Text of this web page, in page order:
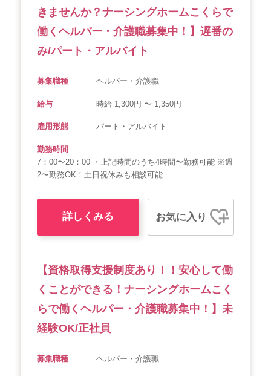
きませんか？ナーシングホームこくらで
働くヘルパー・介護職募集中！】遅番の
み/パート・アルバイト
募集職種 ヘルパー・介護職
給与 時給 1,300円 〜 1,350円
雇用形態 パート・アルバイト
勤務時間
7：00〜20：00 ・上記時間のうち4時間〜勤務可能 ※週
2〜勤務OK！土日祝休みも相談可能
詳しくみる お気に入り
【資格取得支援制度あり！！安心して働
くことができる！ナーシングホームこく
らで働くヘルパー・介護職募集中！】未
経験OK/正社員
募集職種 ヘルパー・介護職